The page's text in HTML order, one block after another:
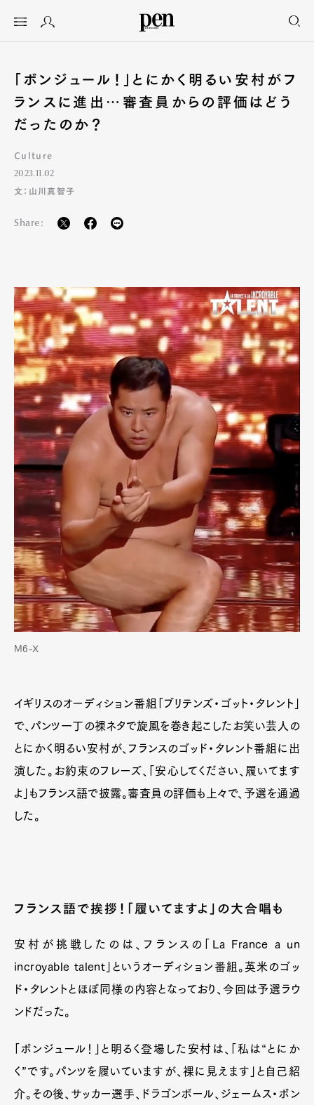
「ボンジュール！」とにかく明るい安村がフ
ランスに進出…審査員からの評価はどう
だったのか？
Culture
2023.11.02
文：山川真智子
Share:
M6-X
イギリスのオーディション番組「ブリテンズ・ゴット・タレント」
で、パンツ一丁の裸ネタで旋風を巻き起こしたお笑い芸人の
とにかく明るい安村が、フランスのゴッド・タレント番組に出
演した。お約束のフレーズ、「安心してください、履いてます
よ」もフランス語で披露。審査員の評価も上々で、予選を通過
した。
フランス語で挨拶！「履いてますよ」の大合唱も
安村が挑戦したのは、フランスの「La France a un
incroyable talent」というオーディション番組。英米のゴッ
ド・タレントとほぼ同様の内容となっており、今回は予選ラウ
ンドだった。
「ボンジュール！」と明るく登場した安村は、「私は“とにか
く”です。パンツを履いていますが、裸に見えます」と自己紹
介。その後、サッカー選手、ドラゴンボール、ジェームス・ボン